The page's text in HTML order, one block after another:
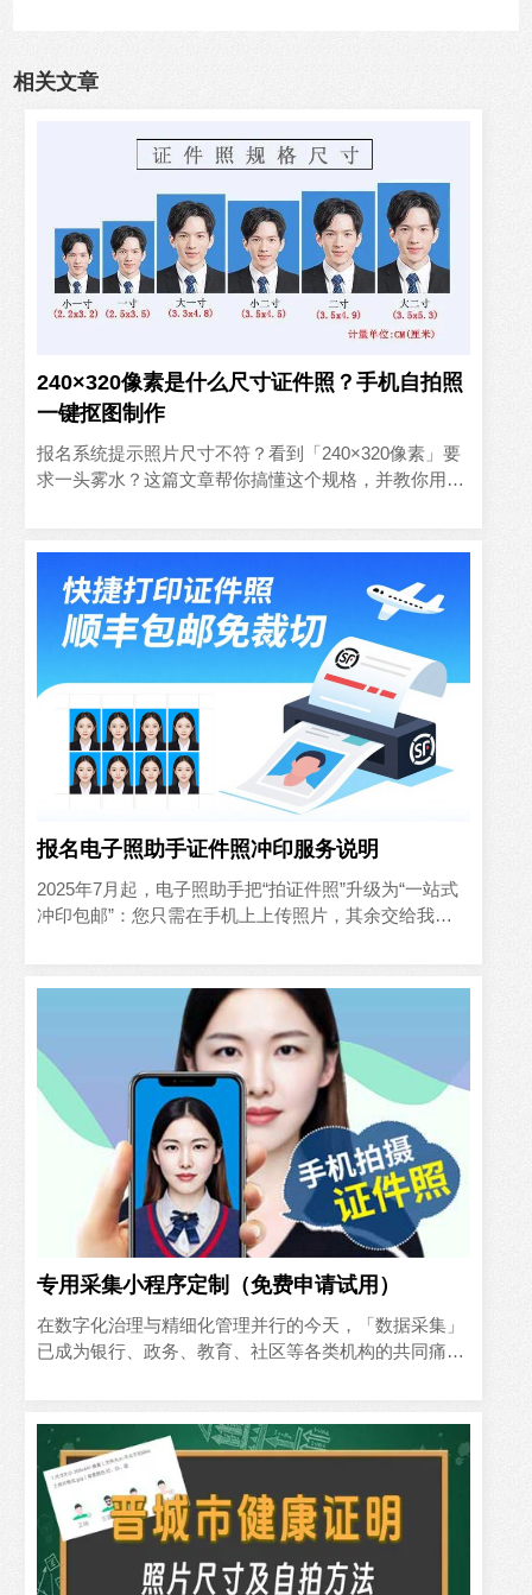
相关文章
240×320像素是什么尺寸证件照？手机自拍照
一键抠图制作
报名系统提示照片尺寸不符？看到「240×320像素」要
求一头雾水？这篇文章帮你搞懂这个规格，并教你用手
报名电子照助手证件照冲印服务说明
2025年7月起，电子照助手把“拍证件照”升级为“一站式
冲印包邮”：您只需在手机上上传照片，其余交给我们
专用采集小程序定制（免费申请试用）
在数字化治理与精细化管理并行的今天，「数据采集」
已成为银行、政务、教育、社区等各类机构的共同痛